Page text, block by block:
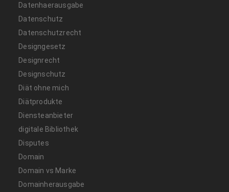
Datenhaerausgabe
Datenschutz
Datenschutzrecht
Designgesetz
Designrecht
Designschutz
Diät ohne mich
Diätprodukte
Diensteanbieter
digitale Bibliothek
Disputes
Domain
Domain vs Marke
Domainherausgabe